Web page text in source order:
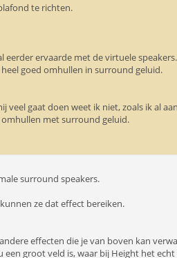
te richten.
ervaarde met de virtuele
goed omhullen in surround geluid.
gaat doen weet ik niet, zoals ik al
omhullen met surround geluid.
surround speakers.
ze dat effect bereiken.
effecten die je van boven kan
groot veld is, waar bij Height het echt